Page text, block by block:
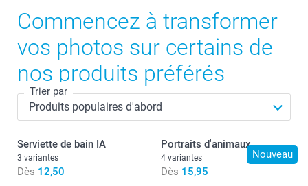
Commencez à transformer
vos photos sur certains de
nos produits préférés
Trier par
Serviette de bain IA
3 variantes
Dès 12,50
Nouveau
Portraits d'animaux
4 variantes
Dès 15,95